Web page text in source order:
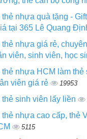
thẻ nhựa quà tặng -
tại 365 Lê Quang
thẻ nhựa giá rẻ,
viên, sinh viên, học
thẻ nhựa HCM làm
viên giá rẻ
19953
thẻ sinh viên lấy liền
thẻ nhựa cao cấp, thẻ
5115